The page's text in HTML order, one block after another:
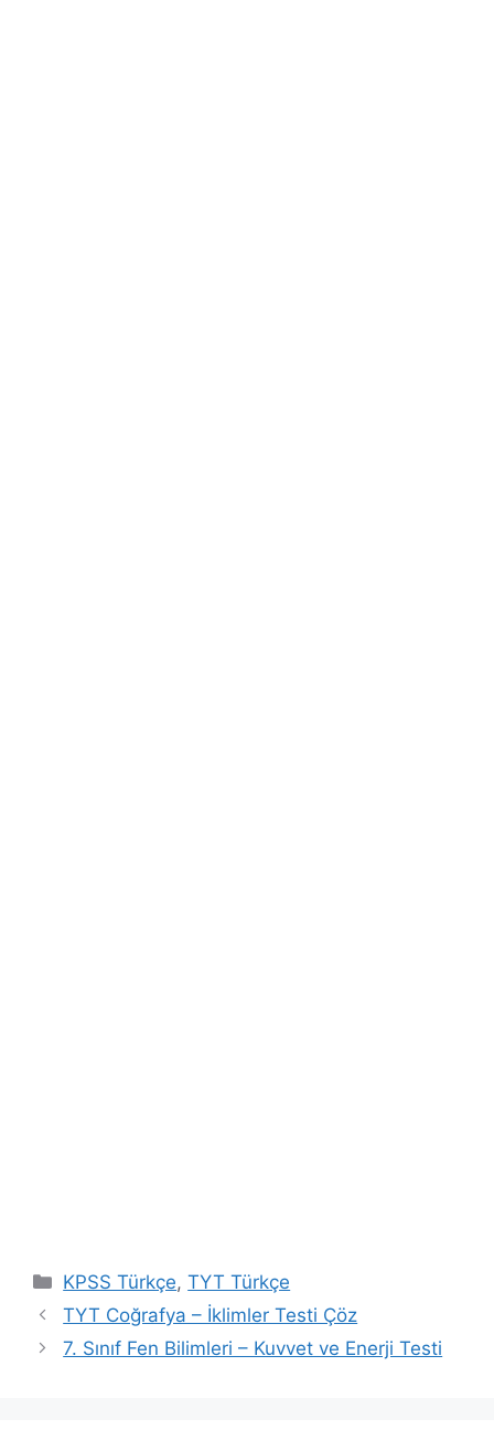
Kategoriler
KPSS Türkçe,TYT Türkçe
TYT Coğrafya – İklimler Testi Çöz
7. Sınıf Fen Bilimleri – Kuvvet ve Enerji Testi